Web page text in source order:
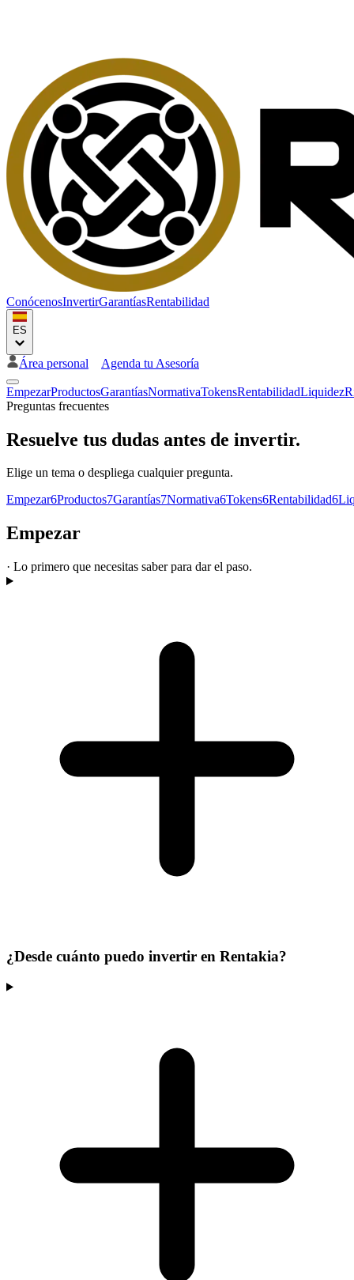
ConócenosInvertirGarantíasRentabilidad
ES
Área personal Agenda tu Asesoría
EmpezarProductosGarantíasNormativaTokensRentabilidadLiquidez
Preguntas frecuentes
Resuelve tus dudas antes de invertir.
Elige un tema o despliega cualquier pregunta.
Empezar6Productos7Garantías7Normativa6Tokens6Rentabilidad6
Empezar
· Lo primero que necesitas saber para dar el paso.
¿Desde cuánto puedo invertir en Rentakia?